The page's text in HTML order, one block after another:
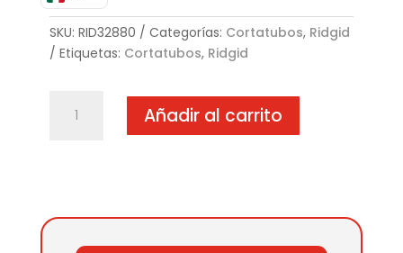
SKU: RID32880 Categorías: Cortatubos, Ridgid
Etiquetas: Cortatubos, Ridgid
Cortatubos
Añadir al carrito